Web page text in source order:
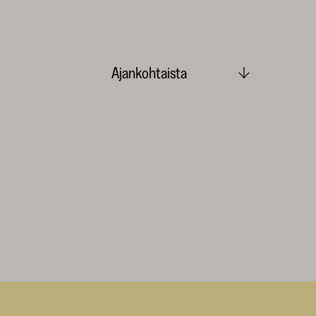
Ajankohtaista